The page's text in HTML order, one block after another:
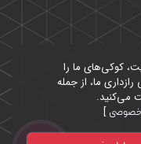
کوکی‌های ما را
ما، از جمله
می‌کنید.
]